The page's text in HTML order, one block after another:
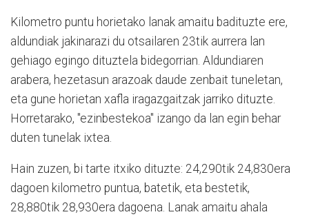
Kilometro puntu horietako lanak amaitu badituzte ere,
aldundiak jakinarazi du otsailaren 23tik aurrera lan
gehiago egingo dituztela bidegorrian. Aldundiaren
arabera, hezetasun arazoak daude zenbait tuneletan,
eta gune horietan xafla iragazgaitzak jarriko dituzte.
Horretarako, "ezinbestekoa" izango da lan egin behar
duten tunelak ixtea.
Hain zuzen, bi tarte itxiko dituzte: 24,290tik 24,830era
dagoen kilometro puntua, batetik, eta bestetik,
28,880tik 28,930era dagoena. Lanak amaitu ahala